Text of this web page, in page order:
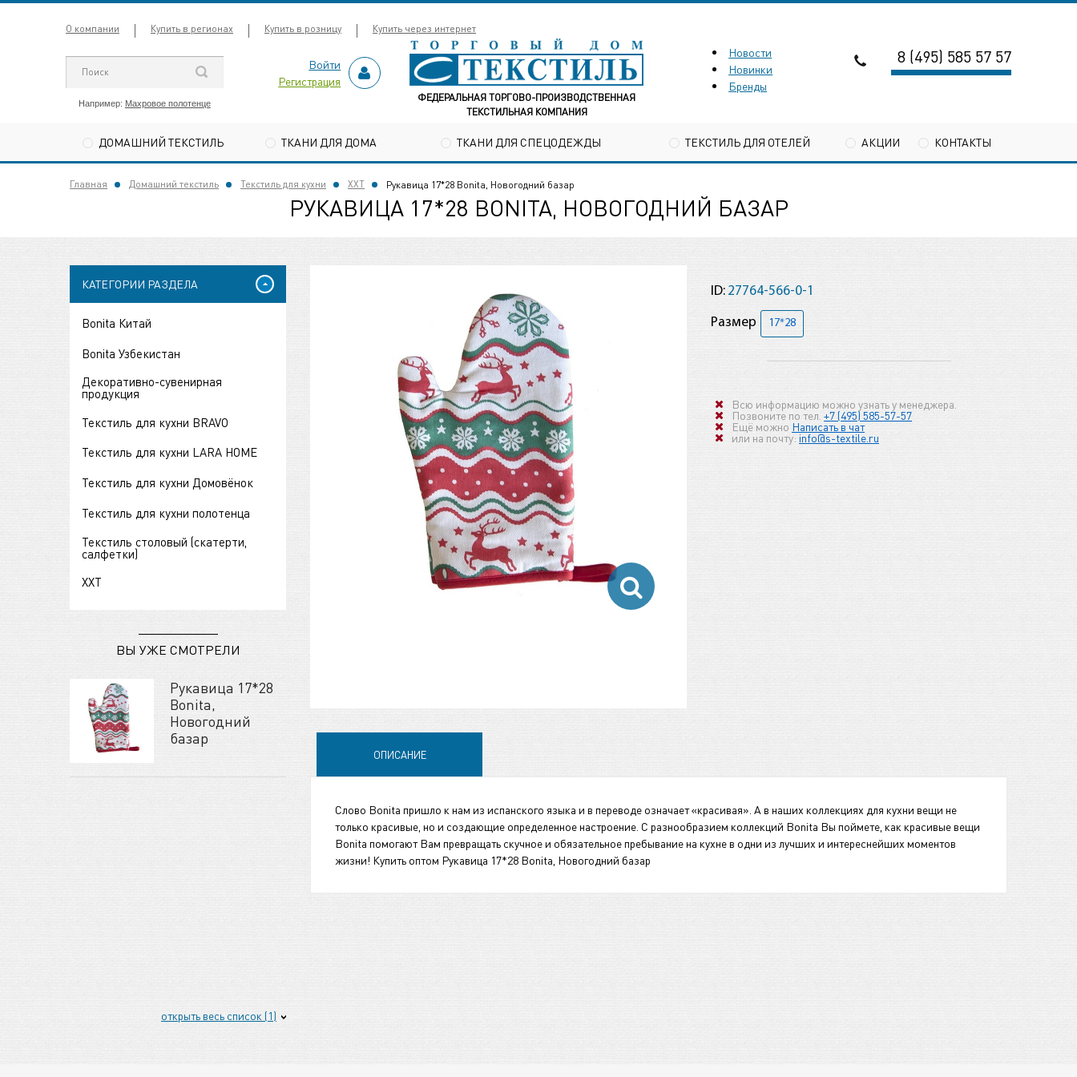
О компании Купить в регионах Купить в розницу Купить через интернет
Например: Махровое полотенце
Войти
Регистрация
ФЕДЕРАЛЬНАЯ ТОРГОВО-ПРОИЗВОДСТВЕННАЯ
ТЕКСТИЛЬНАЯ КОМПАНИЯ
Новости
Новинки
Бренды
8 (495) 585 57 57
ДОМАШНИЙ ТЕКСТИЛЬ ТКАНИ ДЛЯ ДОМА ТКАНИ ДЛЯ СПЕЦОДЕЖДЫ ТЕКСТИЛЬ ДЛЯ ОТЕЛЕЙ АКЦИИ КОНТАКТЫ
Главная Домашний текстиль Текстиль для кухни ХХТ Рукавица 17*28 Bonita, Новогодний базар
РУКАВИЦА 17*28 BONITA, НОВОГОДНИЙ БАЗАР
КАТЕГОРИИ РАЗДЕЛА
Bonita Китай
Bonita Узбекистан
Декоративно-сувенирная
продукция
Текстиль для кухни BRAVO
Текстиль для кухни LARA HOME
Текстиль для кухни Домовёнок
Текстиль для кухни полотенца
Текстиль столовый (скатерти,
салфетки)
ХХТ
ВЫ УЖЕ СМОТРЕЛИ
Рукавица 17*28
Bonita,
Новогодний
базар
открыть весь список (1)
ID: 27764-566-0-1
Размер 17*28
Всю информацию можно узнать у менеджера.
Позвоните по тел. +7 (495) 585-57-57
Ещё можно Написать в чат
или на почту: info@s-textile.ru
ОПИСАНИЕ
Слово Bonita пришло к нам из испанского языка и в переводе означает «красивая». А в наших коллекциях для кухни вещи не
только красивые, но и создающие определенное настроение. С разнообразием коллекций Bonita Вы поймете, как красивые вещи
Bonita помогают Вам превращать скучное и обязательное пребывание на кухне в одни из лучших и интереснейших моментов
жизни! Купить оптом Рукавица 17*28 Bonita, Новогодний базар